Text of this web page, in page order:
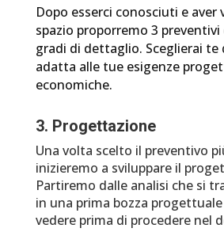
Dopo esserci conosciuti e aver
spazio proporremo 3 preventivi
gradi di dettaglio. Sceglierai te
adatta alle tue esigenze
economiche.
3. Progettazione
Una volta scelto il preventivo
inizieremo a sviluppare il
Partiremo dalle analisi che si
in una prima bozza
vedere prima di procedere nel